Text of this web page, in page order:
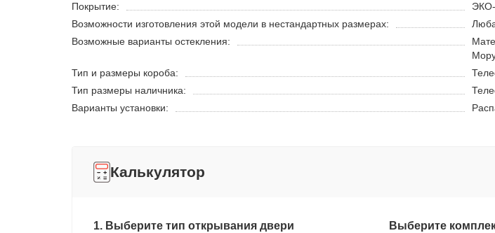
Покрытие:
Возможности изготовления этой модели в нестандартных размерах:
Возможные варианты остекления:
Тип и размеры короба:
Тип размеры наличника:
Варианты установки:
Калькулятор
1. Выберите тип открывания двери Выберите